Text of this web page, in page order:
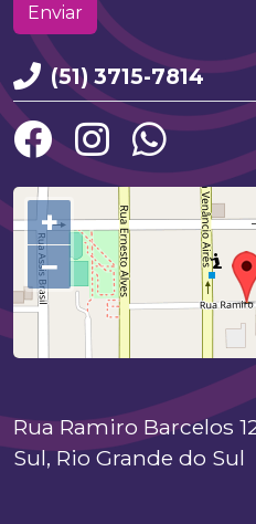
Enviar
(51) 3715-7814
+
−
Rua Ramiro Barcelos
Sul, Rio Grande do Sul